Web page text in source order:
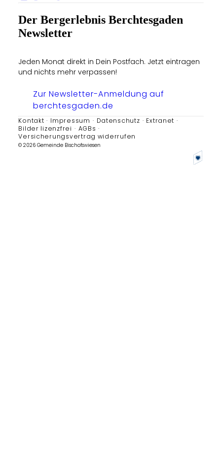
Der Bergerlebnis Berchtesgaden
Newsletter
Jeden Monat direkt in Dein Postfach. Jetzt eintragen
und nichts mehr verpassen!
Zur Newsletter-Anmeldung auf
berchtesgaden.de
Kontakt Impressum Datenschutz
Extranet
Bilder lizenzfrei
AGBs
Versicherungsvertrag widerrufen
© 2026 Gemeinde Bischofswiesen